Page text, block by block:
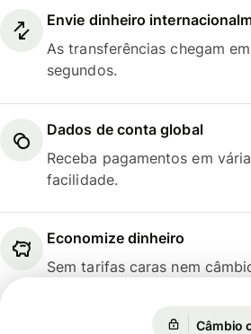
Envie dinheiro
As transferências chegam
segundos.
Dados de conta global
Receba pagamentos em
facilidade.
Economize dinheiro
Sem tarifas caras nem
Câmbio